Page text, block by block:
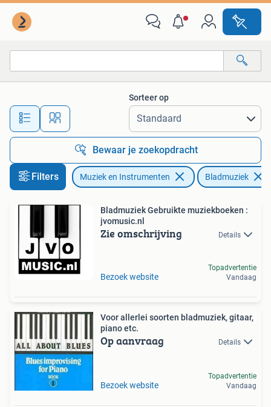
Alle afstanden…
Sorteer op
Bewaar je zoekopdracht
Filters Muziek en Instrumenten Bladmuziek
Bladmuziek Gebruikte muziekboeken :
jvomusic.nl
Zie omschrijving Details
Bezoek website
Topadvertentie
Vandaag
Voor allerlei soorten bladmuziek, gitaar,
piano etc.
Op aanvraag Details
Bezoek website
Topadvertentie
Vandaag